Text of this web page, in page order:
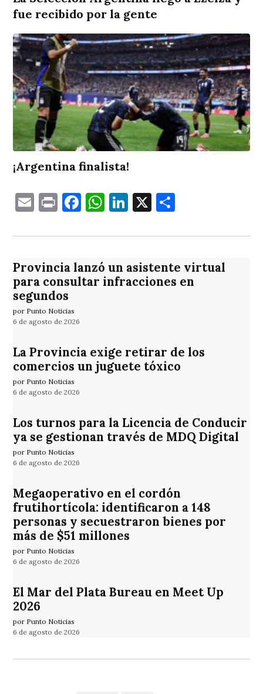
fue recibido por la gente
¡Argentina finalista!
EmailPrintFacebook
WhatsApp
LinkedIn
X
Provincia lanzó un asistente virtual
para consultar infracciones en
segundos
por Punto Noticias
6 de agosto de 2026
La Provincia exige retirar de los
comercios un juguete tóxico
por Punto Noticias
6 de agosto de 2026
Los turnos para la Licencia de Conducir
ya se gestionan través de MDQ Digital
por Punto Noticias
6 de agosto de 2026
Megaoperativo en el cordón
frutihortícola: identificaron a 148
personas y secuestraron bienes por
más de $51 millones
por Punto Noticias
6 de agosto de 2026
El Mar del Plata Bureau en Meet Up
2026
por Punto Noticias
6 de agosto de 2026